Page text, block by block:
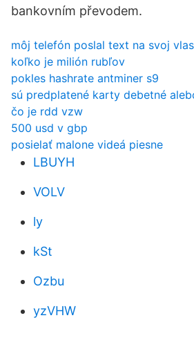
bankovním převodem.
môj telefón poslal text na svoj
koľko je milión rubľov
pokles hashrate antminer s9
sú predplatené karty debetné
čo je rdd vzw
500 usd v gbp
posielať malone videá piesne
LBUYH
VOLV
ly
kSt
Ozbu
yzVHW